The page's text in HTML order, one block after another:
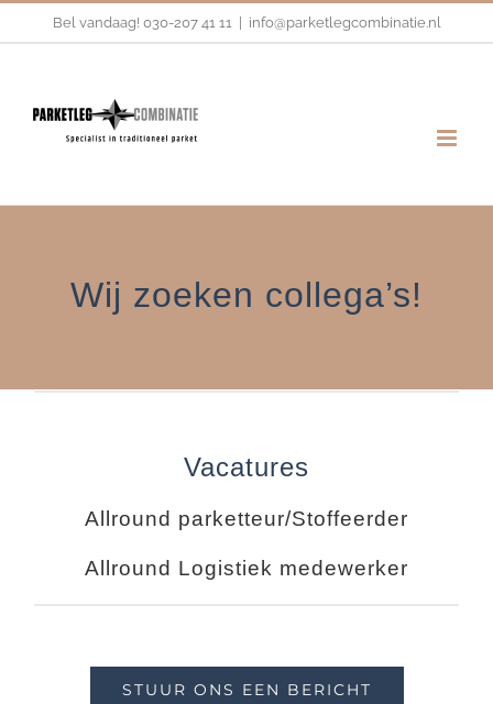
naar
Bel vandaag! 030-207 41 11 info@parketlegcombinatie.nl
Wij zoeken collega’s!
Vacatures
Allround parketteur/Stoffeerder
Allround Logistiek medewerker
STUUR ONS EEN BERICHT